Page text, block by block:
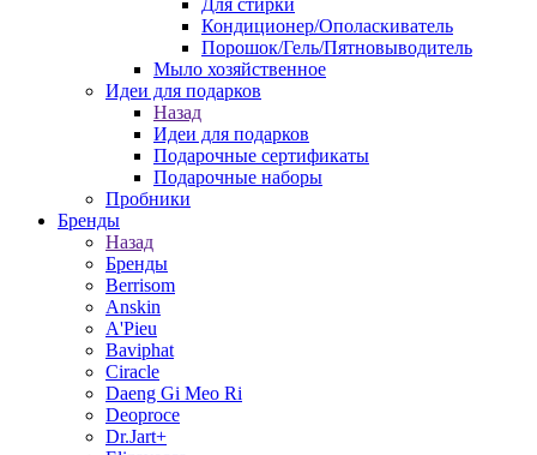
Для стирки
Кондиционер/Ополаскиватель
Порошок/Гель/Пятновыводитель
Мыло хозяйственное
Идеи для подарков
Назад
Идеи для подарков
Подарочные сертификаты
Подарочные наборы
Пробники
Бренды
Назад
Бренды
Berrisom
Anskin
A'Pieu
Baviphat
Ciracle
Daeng Gi Meo Ri
Deoproce
Dr.Jart+